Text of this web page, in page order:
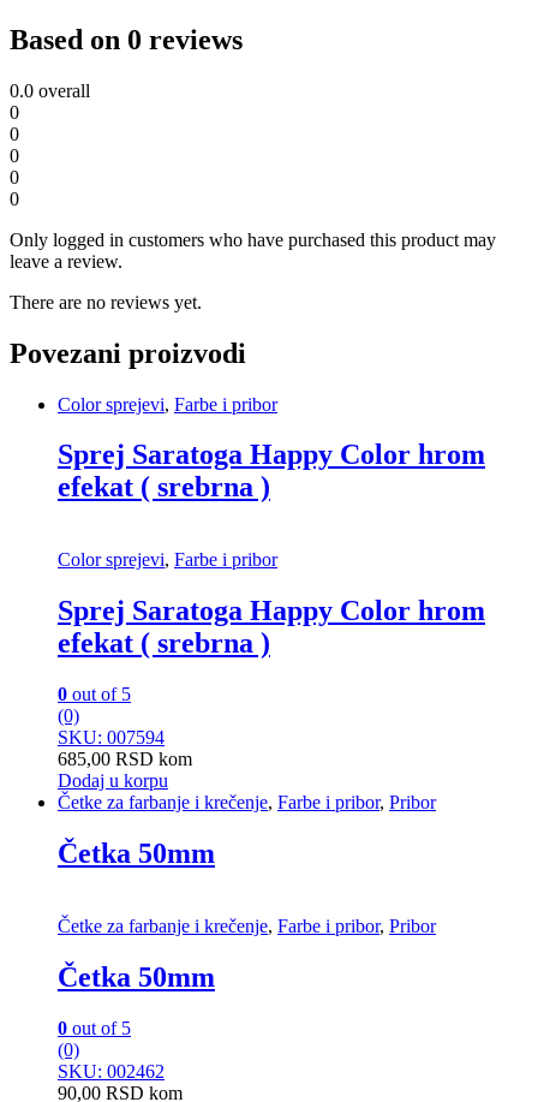
Based on 0 reviews
0.0 overall
0
0
0
0
0
Only logged in customers who have purchased this product may
leave a review.
There are no reviews yet.
Povezani proizvodi
Color sprejevi, Farbe i pribor
Sprej Saratoga Happy Color hrom
efekat ( srebrna )
Color sprejevi, Farbe i pribor
Sprej Saratoga Happy Color hrom
efekat ( srebrna )
0 out of 5
(0)
SKU: 007594
685,00 RSD kom
Dodaj u korpu
Četke za farbanje i krečenje, Farbe i pribor, Pribor
Četka 50mm
Četke za farbanje i krečenje, Farbe i pribor, Pribor
Četka 50mm
0 out of 5
(0)
SKU: 002462
90,00 RSD kom